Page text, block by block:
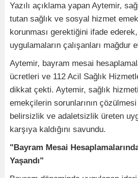
Yazılı açıklama yapan Aytemir,
tutan sağlık ve sosyal hizmet
korunması gerektiğini ifade
uygulamaların çalışanları mağdur
Aytemir, bayram mesai
ücretleri ve 112 Acil Sağlık
dikkat çekti. Aytemir, sağlık
emekçilerin sorunlarının
belirsizlik ve adaletsizlik üreten
karşıya kaldığını savundu.
"Bayram Mesai
Yaşandı"